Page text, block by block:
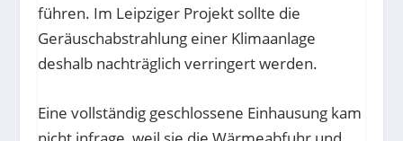
führen. Im Leipziger Projekt sollte die
Geräuschabstrahlung einer Klimaanlage
deshalb nachträglich verringert werden.
Eine vollständig geschlossene Einhausung kam